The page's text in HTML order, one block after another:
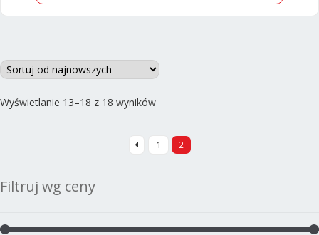
Wyświetlanie 13–18 z 18 wynikówPosortowane
najnowszych
1 2
Filtruj wg ceny